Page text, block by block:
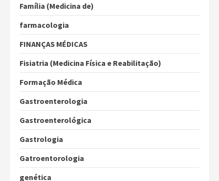
Família (Medicina de)
farmacologia
FINANÇAS MÉDICAS
Fisiatria (Medicina Física e Reabilitação)
Formação Médica
Gastroenterologia
Gastroenterológica
Gastrologia
Gatroentorologia
genética